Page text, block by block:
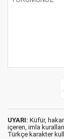
UYARI: Küfür,
içeren, imla
Türkçe karakter